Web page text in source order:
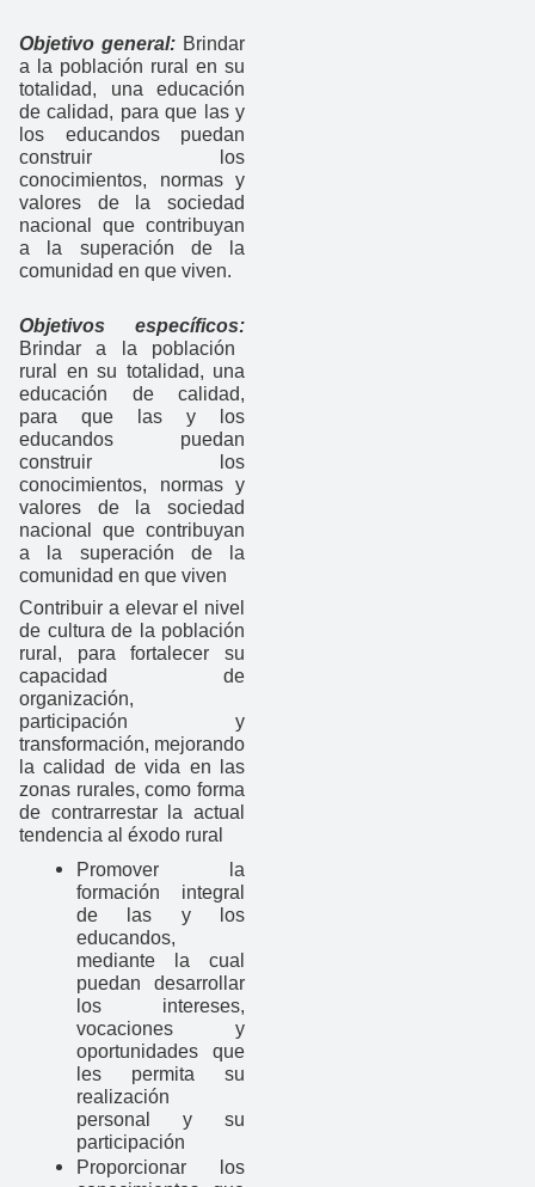
Objetivo general: Brindar
a la población rural en su
totalidad, una educación
de calidad, para que las y
los educandos puedan
construir los
conocimientos, normas y
valores de la sociedad
nacional que contribuyan
a la superación de la
comunidad en que viven.
Objetivos específicos:
Brindar a la población
rural en su totalidad, una
educación de calidad,
para que las y los
educandos puedan
construir los
conocimientos, normas y
valores de la sociedad
nacional que contribuyan
a la superación de la
comunidad en que viven
Contribuir a elevar el nivel
de cultura de la población
rural, para fortalecer su
capacidad de
organización,
participación y
transformación, mejorando
la calidad de vida en las
zonas rurales, como forma
de contrarrestar la actual
tendencia al éxodo rural
Promover la
formación integral
de las y los
educandos,
mediante la cual
puedan desarrollar
los intereses,
vocaciones y
oportunidades que
les permita su
realización
personal y su
participación
Proporcionar los